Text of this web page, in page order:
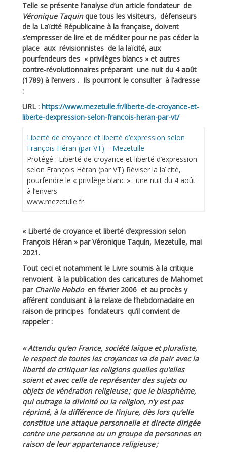
Telle se présente l’analyse d’un article fondateur de
Véronique Taquinque tous les visiteurs, défenseurs
de la Laïcité Républicaine à la française, doivent
s’empresser de lire et de méditer pour ne pas céder la
place aux révisionnistes de la laïcité, aux
pourfendeurs des « privilèges blancs » et autres
contre-révolutionnaires préparant une nuit du 4 août
(1789) à l’envers . Ils pourront le consulter à l’adresse
:
URL : https://www.mezetulle.fr/liberte-de-croyance-et-
liberte-dexpression-selon-francois-heran-par-vt/
Liberté de croyance et liberté d’expression selon
François Héran (par VT) – Mezetulle
Protégé : Liberté de croyance et liberté d’expression
selon François Héran (par VT) Réviser la laïcité,
pourfendre le « privilège blanc » : une nuit du 4 août
à l’envers
www.mezetulle.fr
« Liberté de croyance et liberté d’expression selon
François Héran » par Véronique Taquin, Mezetulle, mai
2021.
Tout ceci et notamment le Livre soumis à la critique
renvoient à la publication des caricatures de Mahomet
par Charlie Hebdoen février 2006 et au procès y
afférent conduisant à la relaxe de l’hebdomadaire en
raison de principes fondateurs qu’il convient de
rappeler :
« Attendu qu’en France, société laïque et pluraliste,
le respect de toutes les croyances va de pair avec la
liberté de critiquer les religions quelles qu’elles
soient et avec celle de représenter des sujets ou
objets de vénération religieuse ; que le blasphème,
qui outrage la divinité ou la religion, n’y est pas
réprimé, à la différence de l’injure, dès lors qu’elle
constitue une attaque personnelle et directe dirigée
contre une personne ou un groupe de personnes en
raison de leur appartenance religieuse ;